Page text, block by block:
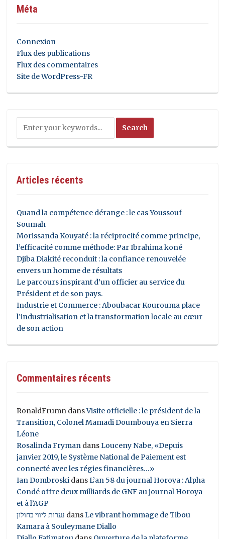
Méta
Connexion
Flux des publications
Flux des commentaires
Site de WordPress-FR
Articles récents
Quand la compétence dérange : le cas Youssouf
Soumah
Morissanda Kouyaté : la réciprocité comme principe,
l’efficacité comme méthode: Par Ibrahima koné
Djiba Diakité reconduit : la confiance renouvelée
envers un homme de résultats
Le parcours inspirant d’un officier au service du
Président et de son pays.
Industrie et Commerce : Aboubacar Kourouma place
l’industrialisation et la transformation locale au cœur
de son action
Commentaires récents
RonaldFrumn dansVisite officielle : le président de la
Transition, Colonel Mamadi Doumbouya en Sierra
Léone
Rosalinda Fryman dansLouceny Nabe, «Depuis
janvier 2019, le Système National de Paiement est
connecté avec les régies financières…»
Ian Dombroski dansL’an 58 du journal Horoya : Alpha
Condé offre deux milliards de GNF au journal Horoya
et à l’AGP
נערות ליווי בחולון dansLe vibrant hommage de Tibou
Kamara à Souleymane Diallo